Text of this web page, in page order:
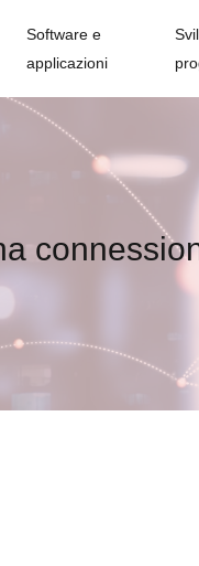
Software e
applicazioni